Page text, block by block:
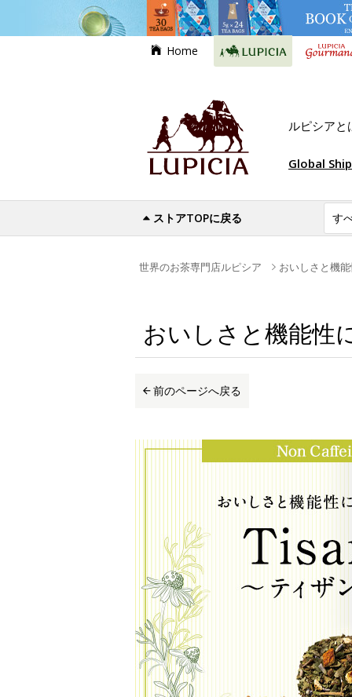
Home
ルピシアと
Global
ストアTOPに戻る
世界のお茶専門店ルピシア おいしさと機
おいしさと機能性
前のページへ戻る